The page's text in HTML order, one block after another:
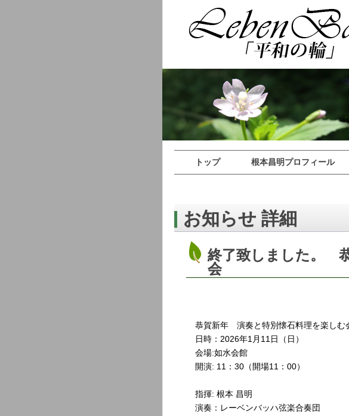
トップ 根本昌明プロフィール
お知らせ 詳細
終了致しました。
会
恭賀新年 演奏と特別懐石料理を楽しむ
日時：2026年1月11日（日）
会場:如水会館
開演: 11：30（開場11：00）
指揮: 根本 昌明
演奏：レーベンバッハ弦楽合奏団